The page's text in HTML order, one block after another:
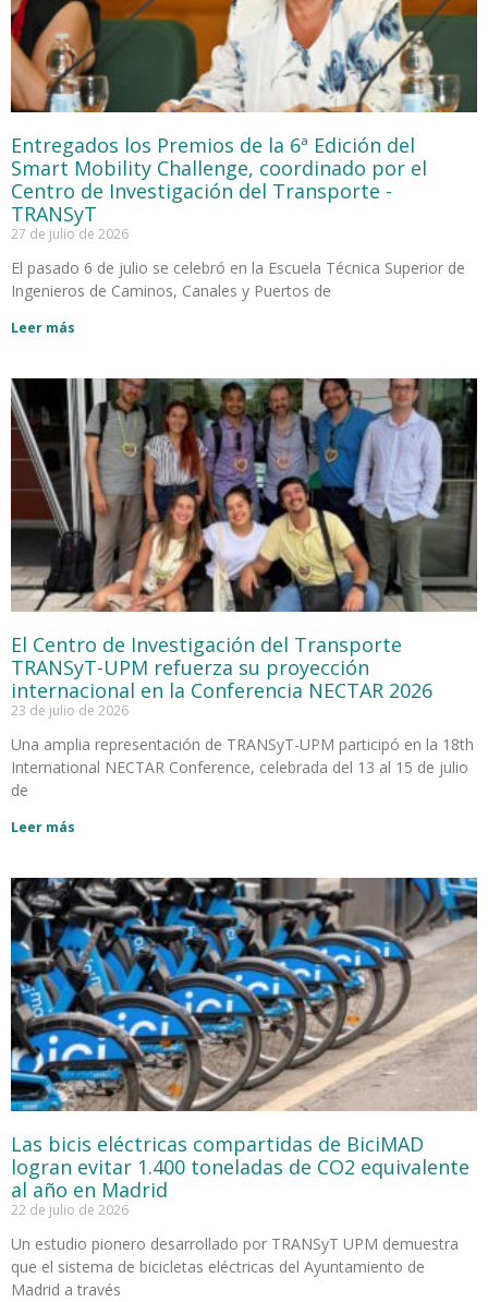
Entregados los Premios de la 6ª Edición del
Smart Mobility Challenge, coordinado por el
Centro de Investigación del Transporte -
TRANSyT
27 de julio de 2026
El pasado 6 de julio se celebró en la Escuela Técnica Superior de
Ingenieros de Caminos, Canales y Puertos de
Leer más
El Centro de Investigación del Transporte
TRANSyT-UPM refuerza su proyección
internacional en la Conferencia NECTAR 2026
23 de julio de 2026
Una amplia representación de TRANSyT-UPM participó en la 18th
International NECTAR Conference, celebrada del 13 al 15 de julio
de
Leer más
Las bicis eléctricas compartidas de BiciMAD
logran evitar 1.400 toneladas de CO2 equivalente
al año en Madrid
22 de julio de 2026
Un estudio pionero desarrollado por TRANSyT UPM demuestra
que el sistema de bicicletas eléctricas del Ayuntamiento de
Madrid a través